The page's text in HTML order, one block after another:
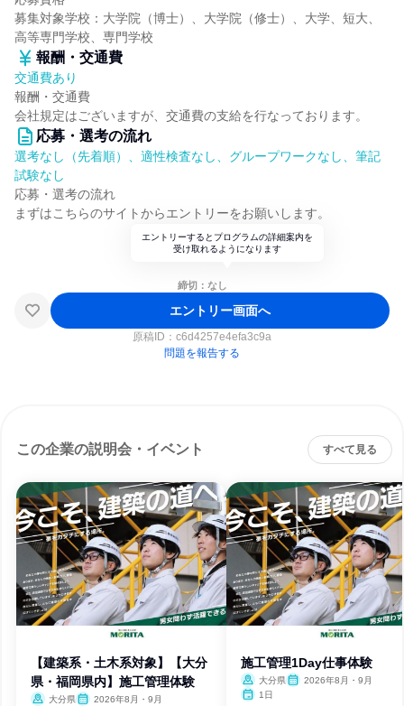
募集対象学校：大学院（博士）、大学院（修士）、大学、短大、
高等専門学校、専門学校
報酬・交通費
交通費あり
報酬・交通費
会社規定はございますが、交通費の支給を行なっております。
応募・選考の流れ
選考なし（先着順）、適性検査なし、グループワークなし、筆記
試験なし
応募・選考の流れ
まずはこちらのサイトからエントリーをお願いします。
エントリーするとプログラムの詳細案内を
受け取れるようになります
締切：なし
エントリー画面へ
原稿ID： c6d4257e4efa3c9a
問題を報告する
この企業の説明会・イベント すべて見る
【建築系・土木系対象】【大分
県・福岡県内】施工管理体験
大分県
2026年8月・9月
施工管理1Day仕事体験
大分県
2026年8月・9月
1日